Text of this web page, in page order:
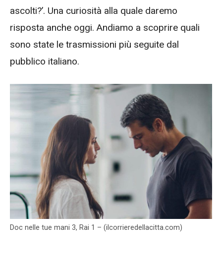
ascolti?’. Una curiosità alla quale daremo
risposta anche oggi. Andiamo a scoprire quali
sono state le trasmissioni più seguite dal
pubblico italiano.
Doc nelle tue mani 3, Rai 1 – (ilcorrieredellacitta.com)